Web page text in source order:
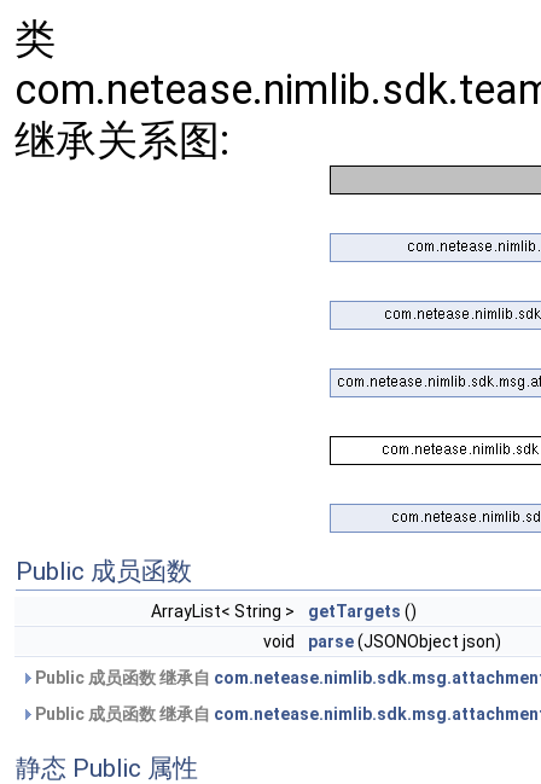
类
继承关系图:
Public 成员函数
ArrayList< String > getTargets ()
void
parse(JSONObject json)
Public 成员函数 继承自
Public 成员函数 继承自
静态 Public 属性